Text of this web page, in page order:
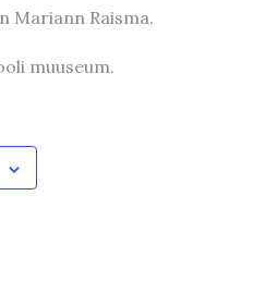
Mariann Raisma.
muuseum.